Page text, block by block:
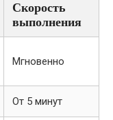
Скорость
выполнения
Мгновенно
От 5 минут